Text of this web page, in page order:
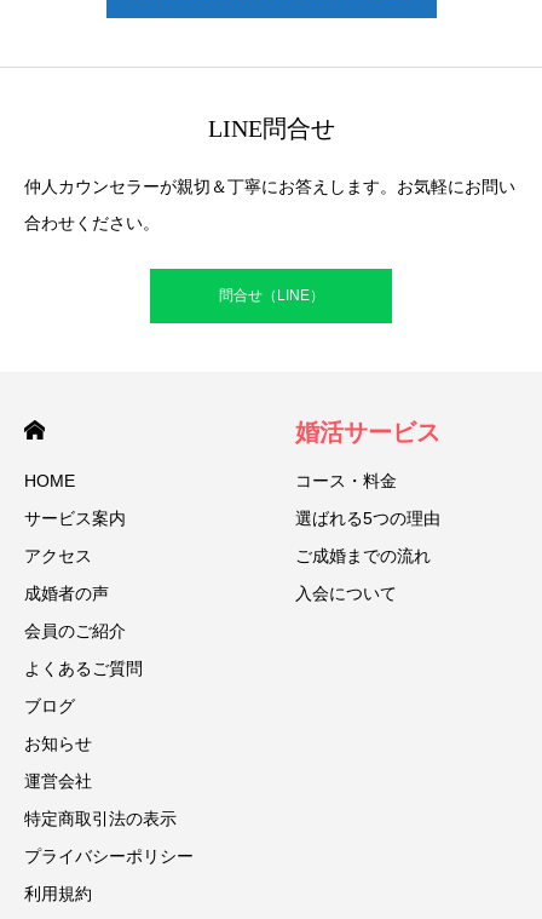
LINE問合せ
仲人カウンセラーが親切＆丁寧にお答えします。お気軽にお問い
合わせください。
問合せ（LINE）
HOME
サービス案内
アクセス
成婚者の声
会員のご紹介
よくあるご質問
ブログ
お知らせ
運営会社
特定商取引法の表示
プライバシーポリシー
利用規約
婚活サービス
コース・料金
選ばれる5つの理由
ご成婚までの流れ
入会について